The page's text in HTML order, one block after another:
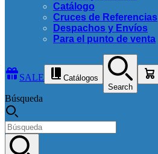
Catálogo
Cruces de Referencias
Despachos y Envíos
Para el punto de venta
SALE
Catálogos
Search
Búsqueda